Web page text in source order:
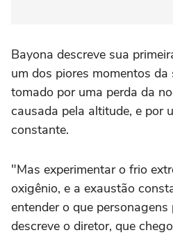
Bayona descreve sua
um dos piores momentos
tomado por uma perda da
causada pela altitude, e por
constante.
"Mas experimentar o frio
oxigênio, e a exaustão
entender o que
descreve o diretor, que